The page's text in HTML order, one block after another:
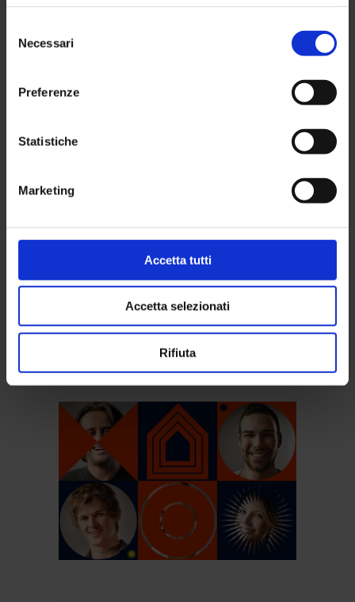
delNecessari
Preferenze
Statistiche
Marketing
Accetta tutti
Accetta selezionati
Rifiuta
in difesa di Flotilla
per Gaza – 3
Ottobre
2 Ottobre 2025